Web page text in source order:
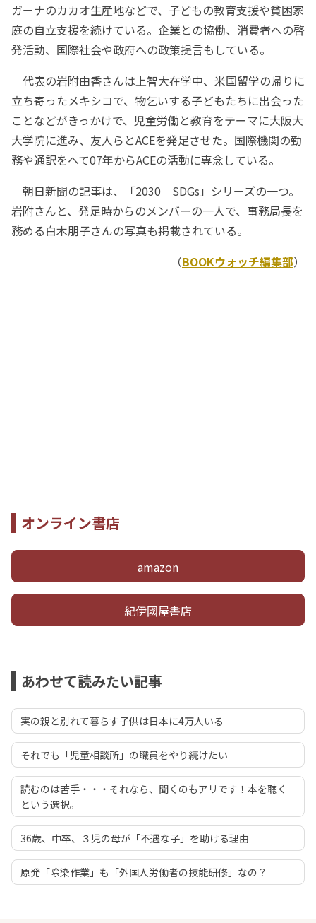
ガーナのカカオ生産地などで、子どもの教育支援や貧困家
庭の自立支援を続けている。企業との協働、消費者への啓
発活動、国際社会や政府への政策提言もしている。
代表の岩附由香さんは上智大在学中、米国留学の帰りに
立ち寄ったメキシコで、物乞いする子どもたちに出会った
ことなどがきっかけで、児童労働と教育をテーマに大阪大
大学院に進み、友人らとACEを発足させた。国際機関の勤
務や通訳をへて07年からACEの活動に専念している。
朝日新聞の記事は、「2030 SDGs」シリーズの一つ。
岩附さんと、発足時からのメンバーの一人で、事務局長を
務める白木朋子さんの写真も掲載されている。
（BOOKウォッチ編集部）
オンライン書店
amazon
紀伊國屋書店
あわせて読みたい記事
実の親と別れて暮らす子供は日本に4万人いる
それでも「児童相談所」の職員をやり続けたい
読むのは苦手・・・それなら、聞くのもアリです！本を聴く
という選択。
36歳、中卒、３児の母が「不遇な子」を助ける理由
原発「除染作業」も「外国人労働者の技能研修」なの？